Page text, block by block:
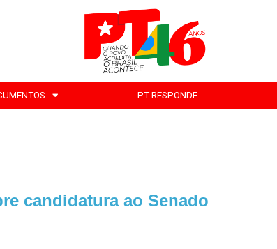
PT RESPONDE
candidatura ao Senado